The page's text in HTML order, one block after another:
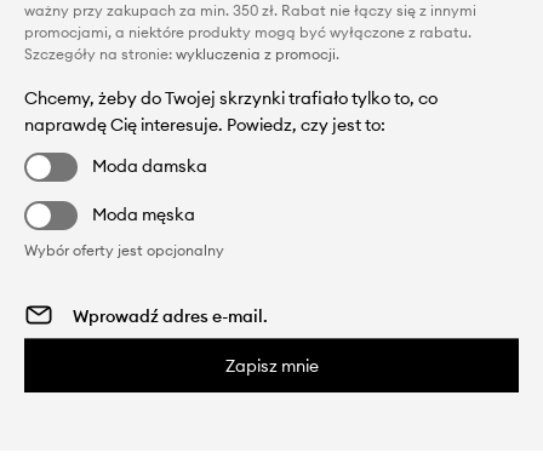
ważny przy zakupach za min. 350 zł. Rabat nie łączy się z innymi
promocjami, a niektóre produkty mogą być wyłączone z rabatu.
Szczegóły na stronie: wykluczenia z promocji.
Chcemy, żeby do Twojej skrzynki trafiało tylko to, co
naprawdę Cię interesuje. Powiedz, czy jest to:
Moda damska
Moda męska
Wybór oferty jest opcjonalny
Zapisz mnie